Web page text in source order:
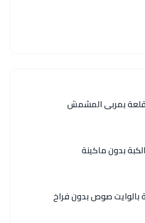
بمربى المشمش
بدون ماكينة
صوص بدون فراخ